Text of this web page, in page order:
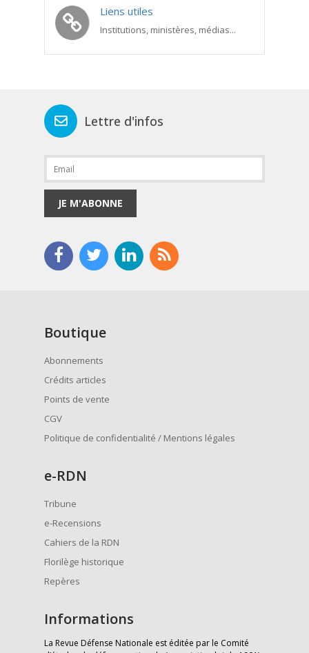
Liens utiles
Institutions, ministères, médias...
Lettre d'infos
JE M'ABONNE
Boutique
Abonnements
Crédits articles
Points de vente
CGV
Politique de confidentialité / Mentions légales
e-RDN
Tribune
e-Recensions
Cahiers de la RDN
Florilège historique
Repères
Informations
La Revue Défense Nationale est éditée par le Comité